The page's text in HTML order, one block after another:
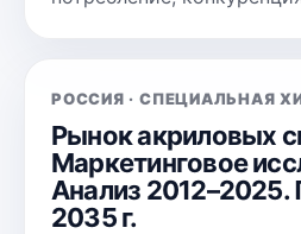
РОССИЯ · СПЕЦИАЛЬНАЯ
Рынок акриловых
Маркетинговое
Анализ 2012–2025.
2035 г.